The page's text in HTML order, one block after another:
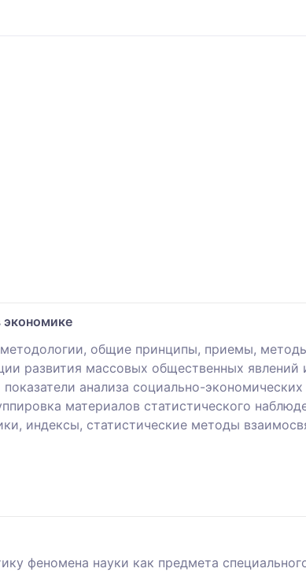
экономике
общие принципы, приемы,
развития массовых общественных
анализа социально-
материалов статистического
индексы, статистические методы
феномена науки как предмета